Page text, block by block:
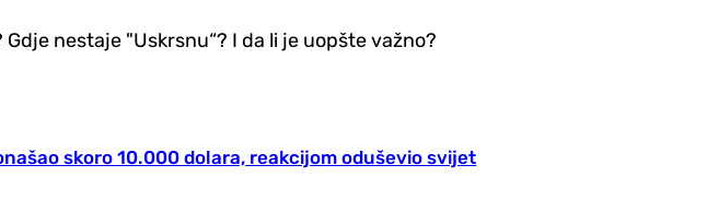
nestaje "Uskrsnu“? I da li je uopšte važno?
skoro 10.000 dolara, reakcijom oduševio svijet